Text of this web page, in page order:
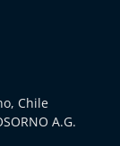
Chile
A.G.